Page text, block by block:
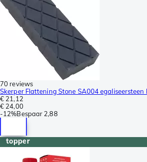
70 reviews
Skerper Flattening Stone SA004
€ 21,12
€ 24,00
-12%Bespaar 2,88
topper